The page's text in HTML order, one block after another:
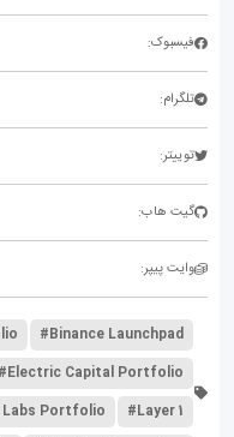
فیسبوک:
تلگرام:
توییتر:
گیت هاب:
وایت پیپر:
#Binance Launchpad
#Electric Capital Portfolio
#Layer 1
Labs Portfolio